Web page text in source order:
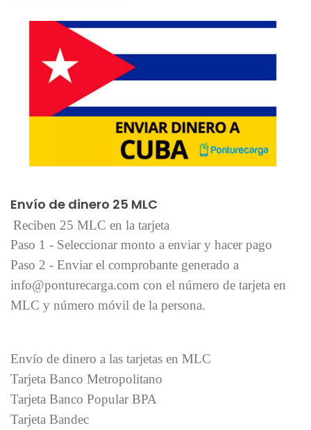
Envío de dinero 25 MLC
Reciben 25 MLC en la tarjeta
Paso 1 - Seleccionar monto a enviar y hacer pago
Paso 2 - Enviar el comprobante generado a
info@ponturecarga.com con el número de tarjeta en
MLC y número móvil de la persona.
Envío de dinero a las tarjetas en MLC
Tarjeta Banco Metropolitano
Tarjeta Banco Popular BPA
Tarjeta Bandec